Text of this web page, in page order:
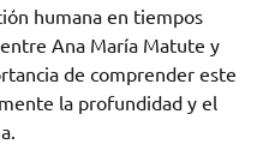
humana en tiempos
Ana María Matute y
de comprender este
la profundidad y el